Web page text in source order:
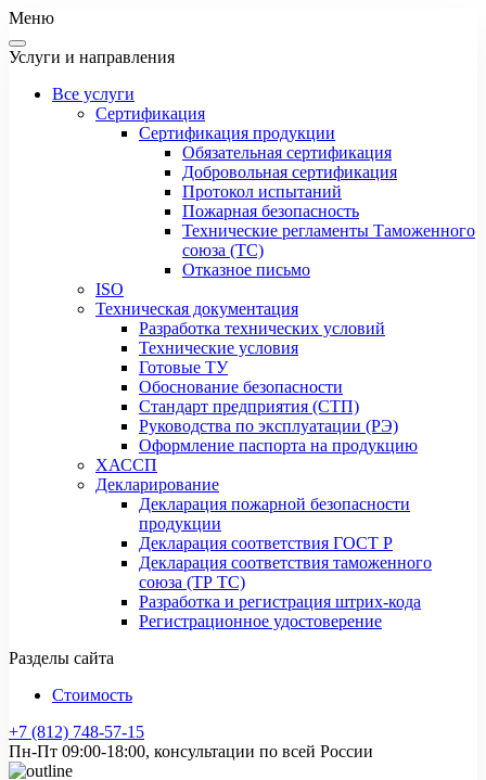
Меню
Услуги и направления
Все услуги
Сертификация
Сертификация продукции
Обязательная сертификация
Добровольная сертификация
Протокол испытаний
Пожарная безопасность
Технические регламенты Таможенного
союза (ТС)
Отказное письмо
ISO
Техническая документация
Разработка технических условий
Технические условия
Готовые ТУ
Обоснование безопасности
Стандарт предприятия (СТП)
Руководства по эксплуатации (РЭ)
Оформление паспорта на продукцию
ХАССП
Декларирование
Декларация пожарной безопасности
продукции
Декларация соответствия ГОСТ Р
Декларация соответствия таможенного
союза (ТР ТС)
Разработка и регистрация штрих-кода
Регистрационное удостоверение
Разделы сайта
Стоимость
+7 (812) 748-57-15
Пн-Пт 09:00-18:00, консультации по всей России